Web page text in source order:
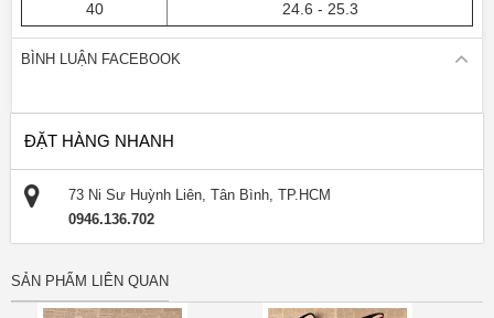
BÌNH LUẬN FACEBOOK
73 Ni Sư Huỳnh Liên, Tân Bình, TP.HCM
0946.136.702